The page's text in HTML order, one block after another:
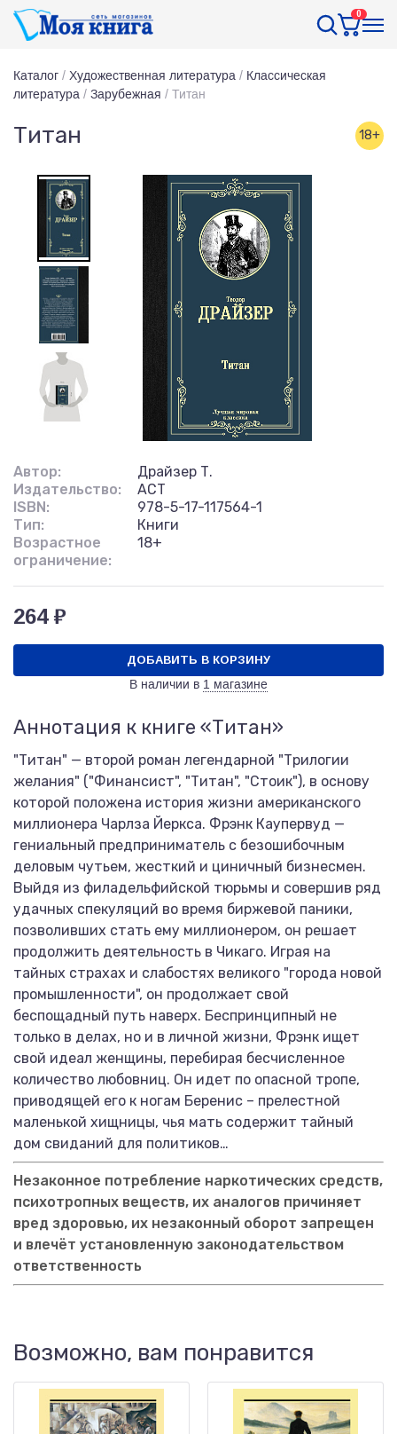
0
Каталог / Художественная литература / Классическая
литература / Зарубежная / Титан
Титан 18+
Автор:
Драйзер Т.
Издательство:
АСТ
ISBN:
978-5-17-117564-1
Тип:
Книги
Возрастное
ограничение:
18+
264 ₽
ДОБАВИТЬ В КОРЗИНУ
В наличии в 1 магазине
Аннотация к книге «Титан»
"Титан" — второй роман легендарной "Трилогии
желания" ("Финансист", "Титан", "Стоик"), в основу
которой положена история жизни американского
миллионера Чарлза Йеркса. Фрэнк Каупервуд —
гениальный предприниматель с безошибочным
деловым чутьем, жесткий и циничный бизнесмен.
Выйдя из филадельфийской тюрьмы и совершив ряд
удачных спекуляций во время биржевой паники,
позволивших стать ему миллионером, он решает
продолжить деятельность в Чикаго. Играя на
тайных страхах и слабостях великого "города новой
промышленности", он продолжает свой
беспощадный путь наверх. Беспринципный не
только в делах, но и в личной жизни, Фрэнк ищет
свой идеал женщины, перебирая бесчисленное
количество любовниц. Он идет по опасной тропе,
приводящей его к ногам Беренис – прелестной
маленькой хищницы, чья мать содержит тайный
дом свиданий для политиков…
Незаконное потребление наркотических средств,
психотропных веществ, их аналогов причиняет
вред здоровью, их незаконный оборот запрещен
и влечёт установленную законодательством
ответственность
Возможно, вам понравится